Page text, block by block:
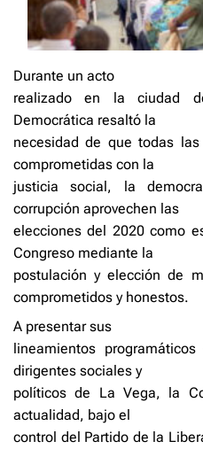
Durante un acto
realizado en la ciudad
Democrática resaltó la
necesidad de que todas
comprometidas con la
justicia social, la
corrupción aprovechen las
elecciones del 2020 como
Congreso mediante la
postulación y elección de
comprometidos y honestos.
A presentar sus
lineamientos
dirigentes sociales y
políticos de La Vega, la
actualidad, bajo el
control del Partido de la